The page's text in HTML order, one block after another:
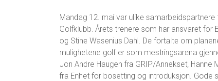
e
i
r
S
A
G
E
v
5
.
n
i
2
Mandag 12. mai var ulike
Golfklubb. Årets trenere som har ansvaret for
og Stine Wasenius Dahl. De fortalte om
mulighetene golf er som mestringsarena
Jon Andre Haugen fra GRIP/Annekset,
fra Enhet for bosetting og introduksjon. Gode